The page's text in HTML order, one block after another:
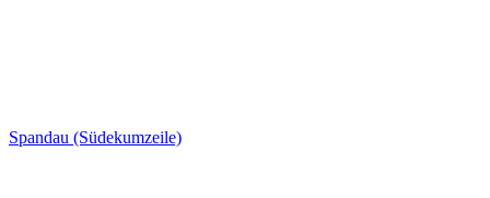
Spandau (Südekumzeile)